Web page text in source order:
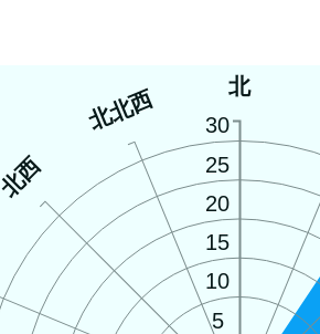
北
北西
北北西
5
10
15
20
25
30